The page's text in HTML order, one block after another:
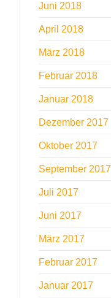
Juni 2018
April 2018
März 2018
Februar 2018
Januar 2018
Dezember 2017
Oktober 2017
September 2017
Juli 2017
Juni 2017
März 2017
Februar 2017
Januar 2017